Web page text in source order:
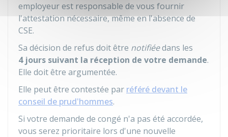
employeur est responsable de vous fournir
l'attestation nécessaire, même en l'absence de
CSE.
Sa décision de refus doit être notifiéedans les
4 jours suivant la réception de votre demande.
Elle doit être argumentée.
Elle peut être contestée par référé devant le
conseil de prud'hommes.
Si votre demande de congé n'a pas été accordée,
vous serez prioritaire lors d'une nouvelle